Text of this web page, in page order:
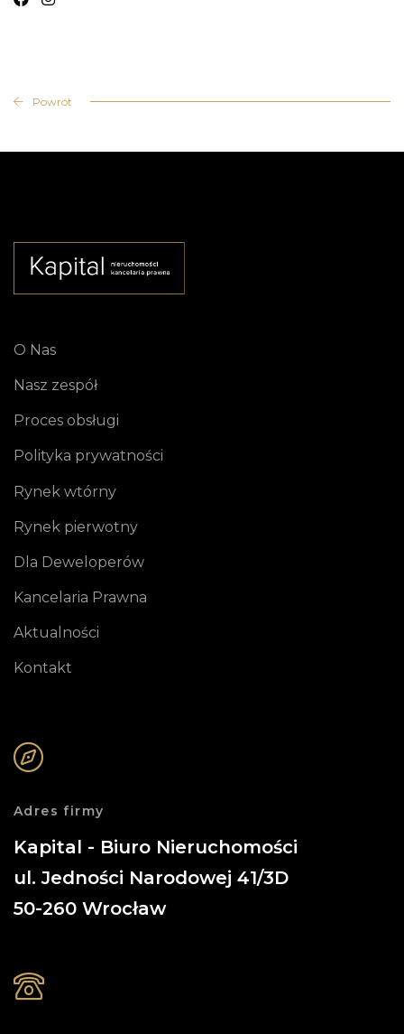
Powrót
O Nas
Nasz zespół
Proces obsługi
Polityka prywatności
Rynek wtórny
Rynek pierwotny
Dla Deweloperów
Kancelaria Prawna
Aktualności
Kontakt
Adres firmy
Kapital - Biuro Nieruchomości
ul. Jedności Narodowej 41/3D
50-260 Wrocław